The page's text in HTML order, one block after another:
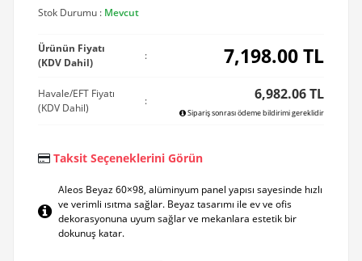
Stok Durumu : Mevcut
Ürünün Fiyatı
(KDV Dahil)
: 7,198.00TL
Havale/EFT Fiyatı
(KDV Dahil)
: 6,982.06 TL
Sipariş sonrası ödeme bildirimi gereklidir
Taksit Seçeneklerini Görün
Aleos Beyaz 60×98, alüminyum panel yapısı sayesinde hızlı
ve verimli ısıtma sağlar. Beyaz tasarımı ile ev ve ofis
dekorasyonuna uyum sağlar ve mekanlara estetik bir
dokunuş katar.